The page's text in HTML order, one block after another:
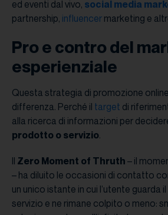
ed eventi dal vivo, social media
partnership, influencer marketing e
Pro e contro del
esperienziale
Questa strategia di promozione
differenza. Perché il target di
alla ricerca di informazioni per
prodotto o servizio.
Il Zero Moment of Thruth – il
– ha diluito le occasioni di contatto
un unico istante in cui l’utente guarda
servizio e ne rimane colpito o meno: